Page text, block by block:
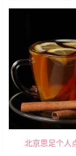
北京思足个人